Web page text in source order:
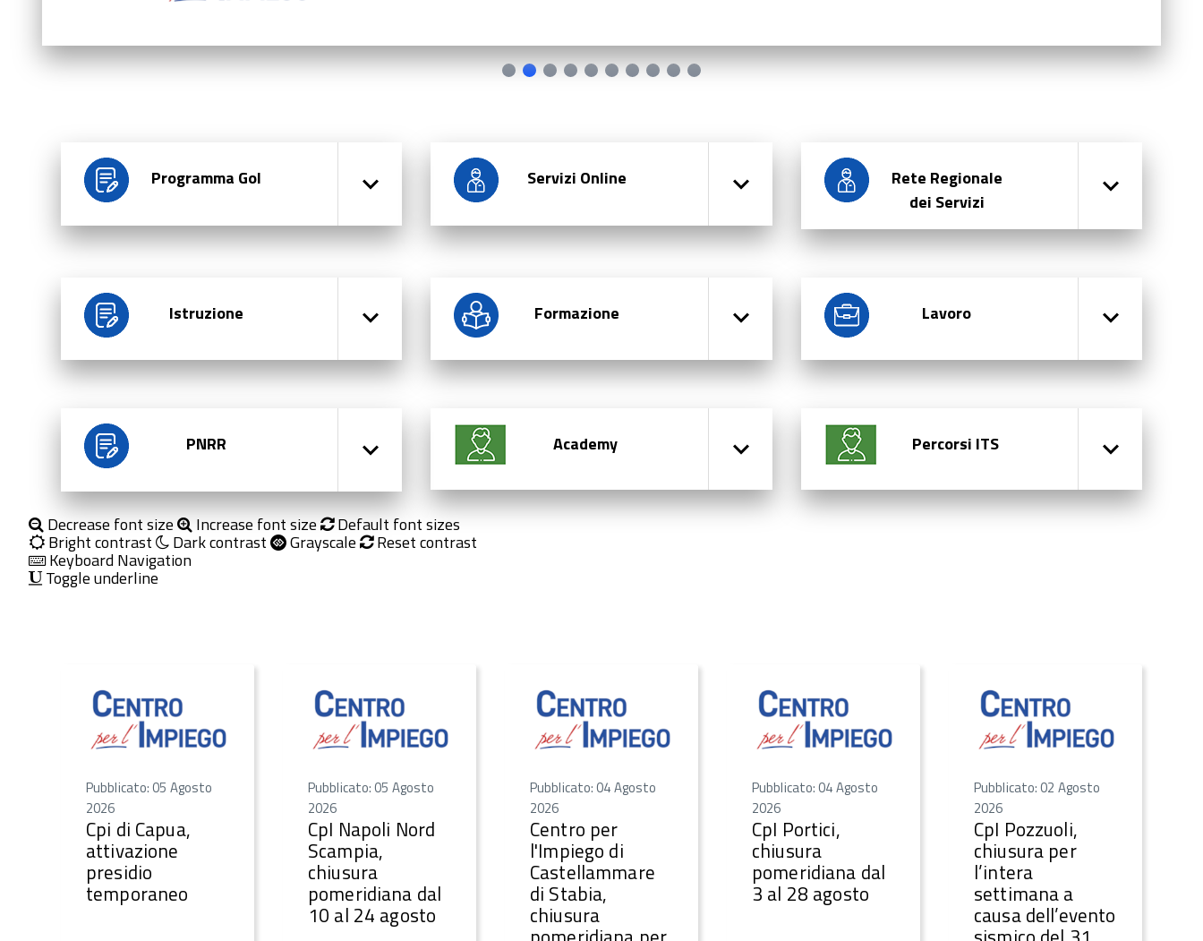
Programma Gol Servizi Online
Rete Regionale
dei Servizi
Istruzione Formazione Lavoro
PNRR Academy Percorsi ITS
Decrease font size Increase font size Default font sizes
Bright contrast Dark contrast Grayscale Reset contrast
Keyboard Navigation
Toggle underline
Pubblicato: 05 Agosto
2026
Cpi di Capua,
attivazione
presidio
temporaneo
Pubblicato: 05 Agosto
2026
CpI Napoli Nord
Scampia,
chiusura
pomeridiana dal
10 al 24 agosto
Pubblicato: 04 Agosto
2026
Centro per
l'Impiego di
Castellammare
di Stabia,
chiusura
Pubblicato: 04 Agosto
2026
CpI Portici,
chiusura
pomeridiana dal
3 al 28 agosto
Pubblicato: 02 Agosto
2026
CpI Pozzuoli,
chiusura per
l’intera
settimana a
causa dell’evento